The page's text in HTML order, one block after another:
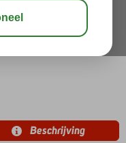
Beschrijving